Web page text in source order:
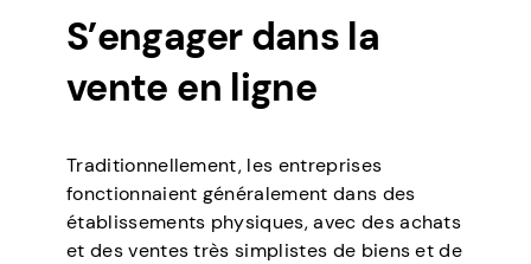
S’engager dans la
vente en ligne
Traditionnellement, les entreprises
fonctionnaient généralement dans des
établissements physiques, avec des achats
et des ventes très simplistes de biens et de